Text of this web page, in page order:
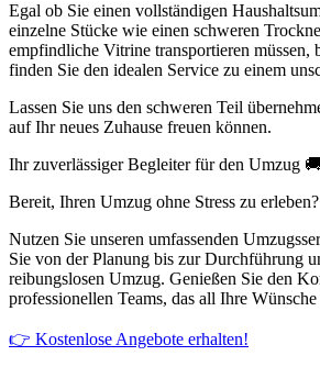
Egal ob Sie einen vollständigen
einzelne Stücke wie einen schweren
empfindliche Vitrine transportieren müssen,
finden Sie den idealen Service zu einem
Lassen Sie uns den schweren Teil
auf Ihr neues Zuhause freuen können.
Ihr zuverlässiger Begleiter für den Umzug 🚚
Bereit, Ihren Umzug ohne Stress zu erleben?
Nutzen Sie unseren umfassenden
Sie von der Planung bis zur Durchführung
reibungslosen Umzug. Genießen Sie den
professionellen Teams, das all Ihre
👉 Kostenlose Angebote erhalten!